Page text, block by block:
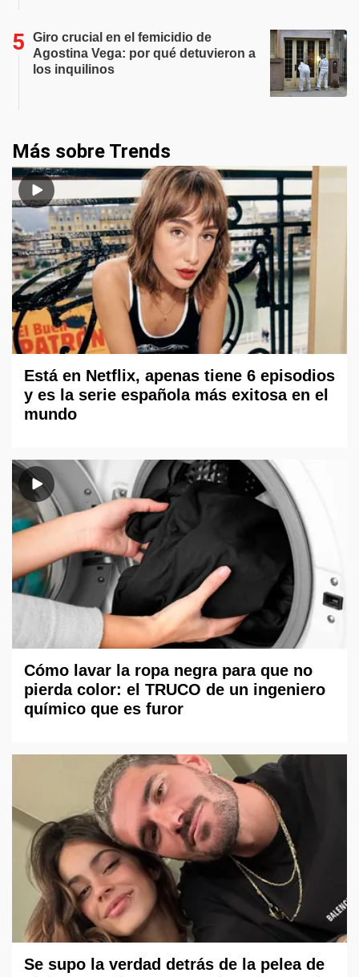
Giro crucial en el femicidio de
Agostina Vega: por qué detuvieron a
los inquilinos
Más sobre Trends
Está en Netflix, apenas tiene 6 episodios
y es la serie española más exitosa en el
mundo
Cómo lavar la ropa negra para que no
pierda color: el TRUCO de un ingeniero
químico que es furor
Se supo la verdad detrás de la pelea de